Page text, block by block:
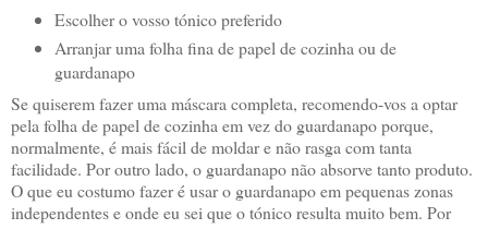
Escolher o vosso tónico preferido
Arranjar uma folha fina de papel de cozinha ou de
guardanapo
Se quiserem fazer uma máscara completa, recomendo-vos a optar
pela folha de papel de cozinha em vez do guardanapo porque,
normalmente, é mais fácil de moldar e não rasga com tanta
facilidade. Por outro lado, o guardanapo não absorve tanto produto.
O que eu costumo fazer é usar o guardanapo em pequenas zonas
independentes e onde eu sei que o tónico resulta muito bem. Por